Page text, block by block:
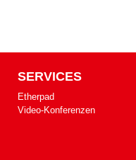
SERVICES
Etherpad
Video-Konferenzen